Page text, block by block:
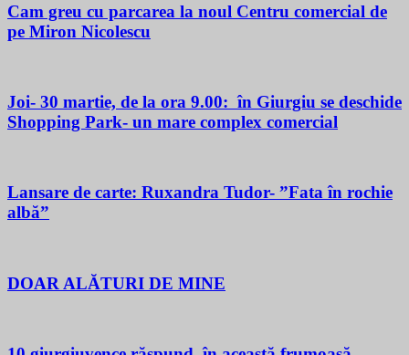
Cam greu cu parcarea la noul Centru comercial de
pe Miron Nicolescu
Joi- 30 martie, de la ora 9.00: în Giurgiu se deschide
Shopping Park- un mare complex comercial
Lansare de carte: Ruxandra Tudor- ”Fata în rochie
albă”
DOAR ALĂTURI DE MINE